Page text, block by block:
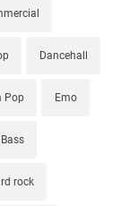
Dancehall
Pop Emo
rock